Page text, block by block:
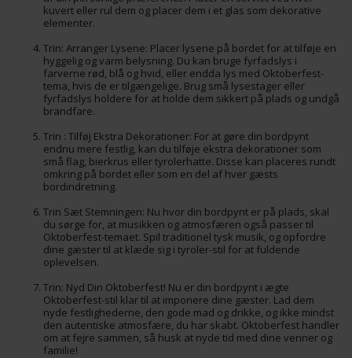
kuvert eller rul dem og placer dem i et glas som dekorative
elementer.
Trin: Arranger Lysene: Placer lysene på bordet for at tilføje en
hyggelig og varm belysning. Du kan bruge fyrfadslys i
farverne rød, blå og hvid, eller endda lys med Oktoberfest-
tema, hvis de er tilgængelige. Brug små lysestager eller
fyrfadslys holdere for at holde dem sikkert på plads og undgå
brandfare.
Trin : Tilføj Ekstra Dekorationer: For at gøre din bordpynt
endnu mere festlig, kan du tilføje ekstra dekorationer som
små flag, bierkrus eller tyrolerhatte. Disse kan placeres rundt
omkring på bordet eller som en del af hver gæsts
bordindretning.
Trin Sæt Stemningen: Nu hvor din bordpynt er på plads, skal
du sørge for, at musikken og atmosfæren også passer til
Oktoberfest-temaet. Spil traditionel tysk musik, og opfordre
dine gæster til at klæde sig i tyroler-stil for at fuldende
oplevelsen.
Trin: Nyd Din Oktoberfest! Nu er din bordpynt i ægte
Oktoberfest-stil klar til at imponere dine gæster. Lad dem
nyde festlighederne, den gode mad og drikke, og ikke mindst
den autentiske atmosfære, du har skabt. Oktoberfest handler
om at fejre sammen, så husk at nyde tid med dine venner og
familie!